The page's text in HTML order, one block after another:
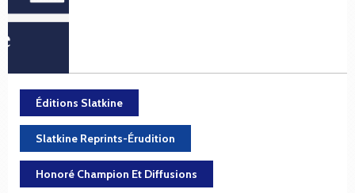
Éditions Slatkine
Slatkine Reprints-Érudition
Honoré Champion Et Diffusions